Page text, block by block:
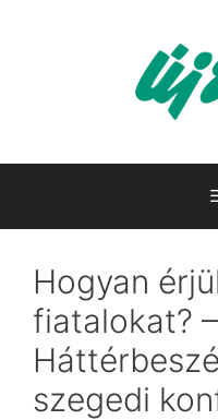
Hogyan
fiatalokat? –
szegedi